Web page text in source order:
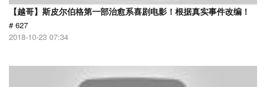
【越哥】斯皮尔伯格第一部治愈系喜剧电影！根据真实事件改编！
# 627
2018-10-23 07:34